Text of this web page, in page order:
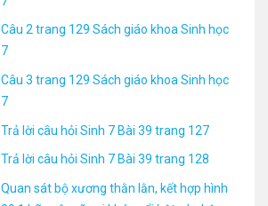
Câu 2 trang 129 Sách giáo khoa Sinh học
7
Câu 3 trang 129 Sách giáo khoa Sinh học
7
Trả lời câu hỏi Sinh 7 Bài 39 trang 127
Trả lời câu hỏi Sinh 7 Bài 39 trang 128
Quan sát bộ xương thằn lằn, kết hợp hình